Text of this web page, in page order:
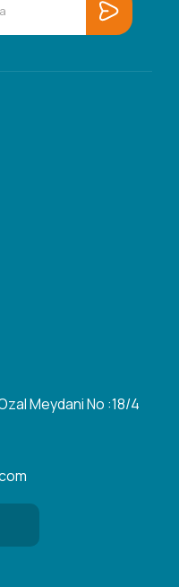
Meydani No :18/4